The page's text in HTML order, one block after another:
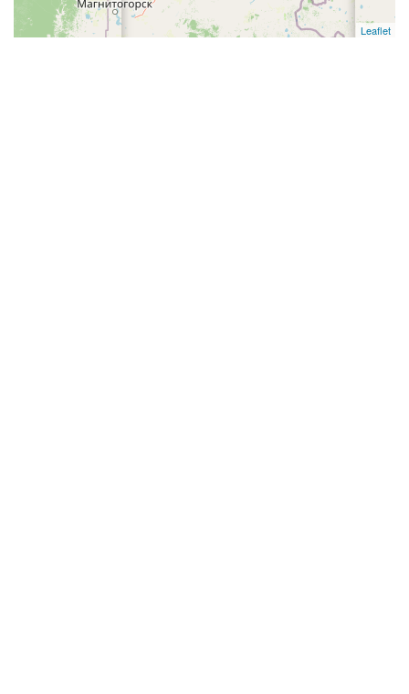
Leaflet